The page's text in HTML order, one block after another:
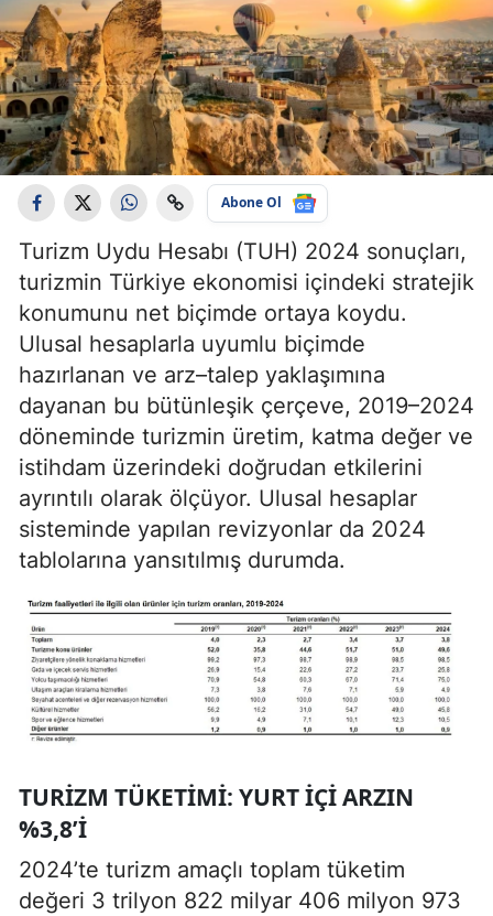
Abone Ol
Turizm Uydu Hesabı (TUH) 2024 sonuçları,
turizmin Türkiye ekonomisi içindeki stratejik
konumunu net biçimde ortaya koydu.
Ulusal hesaplarla uyumlu biçimde
hazırlanan ve arz–talep yaklaşımına
dayanan bu bütünleşik çerçeve, 2019–2024
döneminde turizmin üretim, katma değer ve
istihdam üzerindeki doğrudan etkilerini
ayrıntılı olarak ölçüyor. Ulusal hesaplar
sisteminde yapılan revizyonlar da 2024
tablolarına yansıtılmış durumda.
TURIZM TÜKETIMI: YURT İÇI ARZIN
%3,8’I
2024’te turizm amaçlı toplam tüketim
değeri 3 trilyon 822 milyar 406 milyon 973